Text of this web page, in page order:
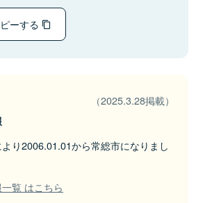
ーする
（2025.3.28掲載）
り2006.01.01から常総市になりまし
覧 はこちら